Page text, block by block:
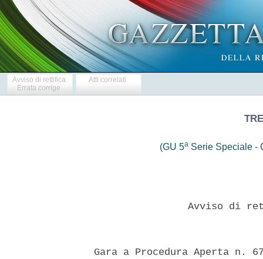
Avviso di rettifica
Errata corrige
Atti correlati
(GU 5a Serie Speciale -
Avviso di
Gara a Procedura Aperta n.